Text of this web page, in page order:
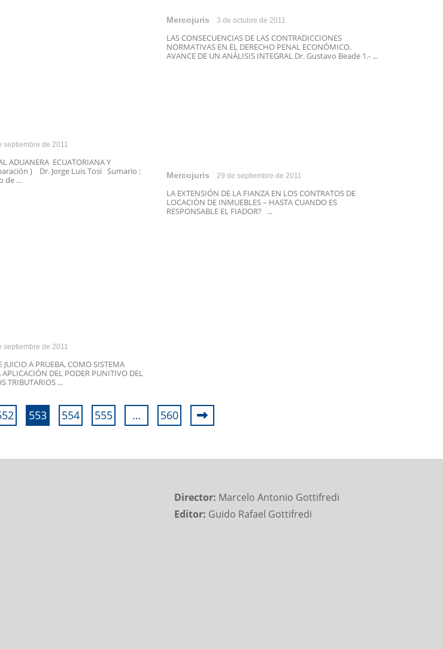
Mercojuris 3 de octubre de 2011
LAS CONSECUENCIAS DE LAS CONTRADICCIONES
NORMATIVAS EN EL DERECHO PENAL ECONÓMICO.
AVANCE DE UN ANÁLISIS INTEGRAL Dr. Gustavo Beade 1.- ...
septiembre de 2011
ADUANERA ECUATORIANA Y
) Dr. Jorge Luis Tosi Sumario :
de ...
Mercojuris 29 de septiembre de 2011
LA EXTENSIÓN DE LA FIANZA EN LOS CONTRATOS DE
LOCACIÓN DE INMUEBLES – HASTA CUANDO ES
RESPONSABLE EL FIADOR? ...
septiembre de 2011
JUICIO A PRUEBA, COMO SISTEMA
DEL PODER PUNITIVO DEL
TRIBUTARIOS ...
553 554 555 … 560
Director: Marcelo Antonio Gottifredi
Editor: Guido Rafael Gottifredi